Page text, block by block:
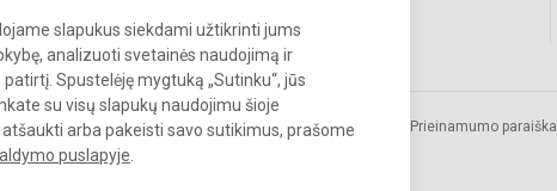
slapukus siekdami užtikrinti jums
analizuoti svetainės naudojimą ir
Spustelėję mygtuką „Sutinku“, jūs
su visų slapukų naudojimu šioje
arba pakeisti savo sutikimus, prašome
puslapyje
progimnazijos skyrius „Volungėlė“. Visos
įstaigos administracijos sutikimo griežtai
Prieinamumo paraiška